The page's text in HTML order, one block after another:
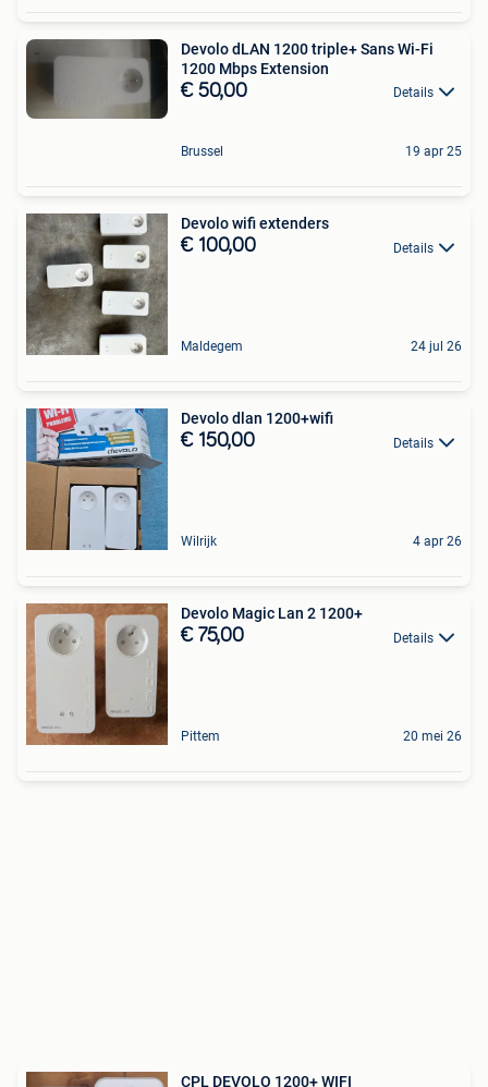
Devolo dLAN 1200 triple+ Sans Wi-Fi
1200 Mbps Extension
€ 50,00 Details
Brussel 19 apr 25
Devolo wifi extenders
€ 100,00 Details
Maldegem 24 jul 26
Devolo dlan 1200+wifi
€ 150,00 Details
Wilrijk 4 apr 26
Devolo Magic Lan 2 1200+
€ 75,00 Details
Pittem 20 mei 26
CPL DEVOLO 1200+ WIFI